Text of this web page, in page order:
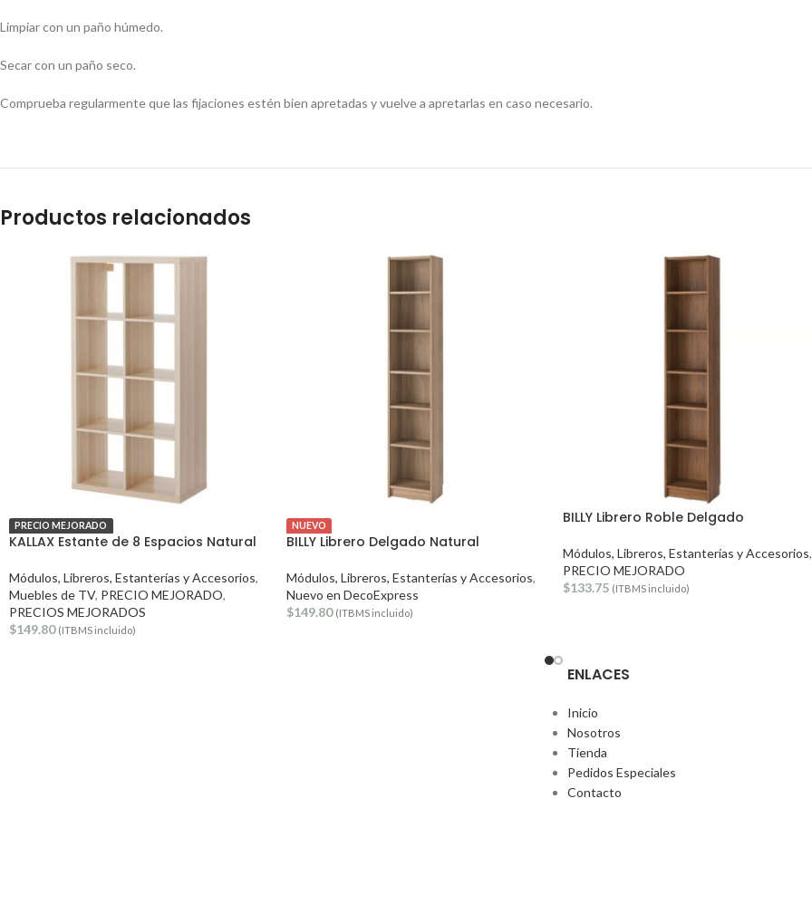
Limpiar con un paño húmedo.
Secar con un paño seco.
Comprueba regularmente que las fijaciones estén bien apretadas y vuelve a apretarlas en caso necesario.
Productos relacionados
PRECIO MEJORADO
KALLAX Estante de 8 Espacios Natural
Módulos, Libreros, Estanterías y Accesorios,
Muebles de TV, PRECIO MEJORADO,
PRECIOS MEJORADOS
$149.80 (ITBMS incluido)
NUEVO
BILLY Librero Delgado Natural
Módulos, Libreros, Estanterías y Accesorios,
Nuevo en DecoExpress
$149.80 (ITBMS incluido)
BILLY Librero Roble Delgado
Módulos, Libreros, Estanterías y Accesorios,
PRECIO MEJORADO
$133.75 (ITBMS incluido)
ENLACES
Inicio
Nosotros
Tienda
Pedidos Especiales
Contacto